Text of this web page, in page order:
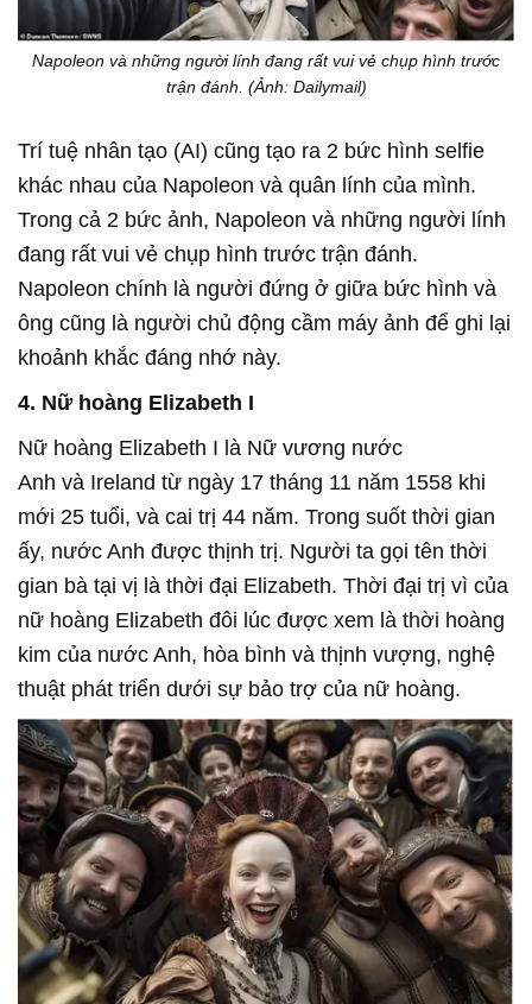
Napoleon và những người lính đang rất vui vẻ chụp hình trước
trận đánh. (Ảnh: Dailymail)
Trí tuệ nhân tạo (AI) cũng tạo ra 2 bức hình selfie
khác nhau của Napoleon và quân lính của mình.
Trong cả 2 bức ảnh, Napoleon và những người lính
đang rất vui vẻ chụp hình trước trận đánh.
Napoleon chính là người đứng ở giữa bức hình và
ông cũng là người chủ động cầm máy ảnh để ghi lại
khoảnh khắc đáng nhớ này.
4. Nữ hoàng Elizabeth I
Nữ hoàng Elizabeth I là Nữ vương nước
Anh và Ireland từ ngày 17 tháng 11 năm 1558 khi
mới 25 tuổi, và cai trị 44 năm. Trong suốt thời gian
ấy, nước Anh được thịnh trị. Người ta gọi tên thời
gian bà tại vị là thời đại Elizabeth. Thời đại trị vì của
nữ hoàng Elizabeth đôi lúc được xem là thời hoàng
kim của nước Anh, hòa bình và thịnh vượng, nghệ
thuật phát triển dưới sự bảo trợ của nữ hoàng.